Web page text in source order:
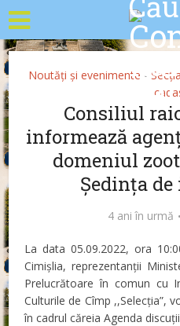
Noutăți și evenimente •
Consiliul
informează
domeniul
Ședința
4 ani în urmă
La data 05.09.2022, ora
Cimișlia, reprezentanții
Prelucrătoare în comun cu
Culturile de Cîmp ,,Selecția”,
în cadrul căreia Agenda